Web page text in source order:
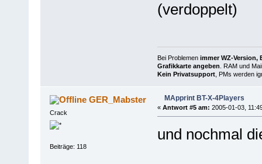
(verdoppelt)
Bei Problemen immer WZ-Version,
Grafikkarte angeben . RAM und
Kein Privatsupport, PMs werden
GER_Mabster
Crack
Beiträge: 118
MApprint BT-X-4Players
« Antwort #5 am: 2005-01-03,
und nochmal